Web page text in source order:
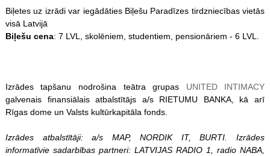
Biļetes uz izrādi var iegādāties Biļešu Paradīzes tirdzniecības vietās
visā Latvijā
Biļešu cena: 7 LVL, skolēniem, studentiem, pensionāriem - 6 LVL.
Izrādes tapšanu nodrošina teātra grupas UNITED INTIMACY
galvenais finansiālais atbalstītājs a/s RIETUMU BANKA, kā arī
Rīgas dome un Valsts kultūrkapitāla fonds.
Izrādes atbalstītāji: a/s MAP, NORDIK IT, BURTI. Izrādes
informatīvie sadarbības partneri: LATVIJAS RADIO 1, radio NABA,